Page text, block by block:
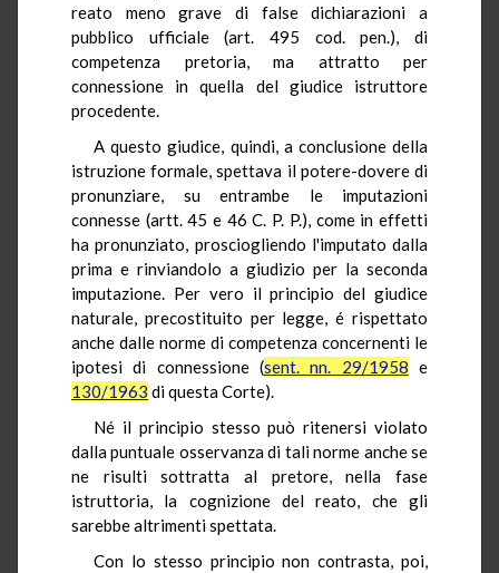
reato meno grave di false dichiarazioni a
pubblico ufficiale (art. 495 cod. pen.), di
competenza pretoria, ma attratto per
connessione in quella del giudice istruttore
procedente.
A questo giudice, quindi, a conclusione della
istruzione formale, spettava il potere-dovere di
pronunziare, su entrambe le imputazioni
connesse (artt. 45 e 46 C. P. P.), come in effetti
ha pronunziato, prosciogliendo l'imputato dalla
prima e rinviandolo a giudizio per la seconda
imputazione. Per vero il principio del giudice
naturale, precostituito per legge, é rispettato
anche dalle norme di competenza concernenti le
ipotesi di connessione (sent. nn. 29/1958 e
130/1963 di questa Corte).
Né il principio stesso può ritenersi violato
dalla puntuale osservanza di tali norme anche se
ne risulti sottratta al pretore, nella fase
istruttoria, la cognizione del reato, che gli
sarebbe altrimenti spettata.
Con lo stesso principio non contrasta, poi,